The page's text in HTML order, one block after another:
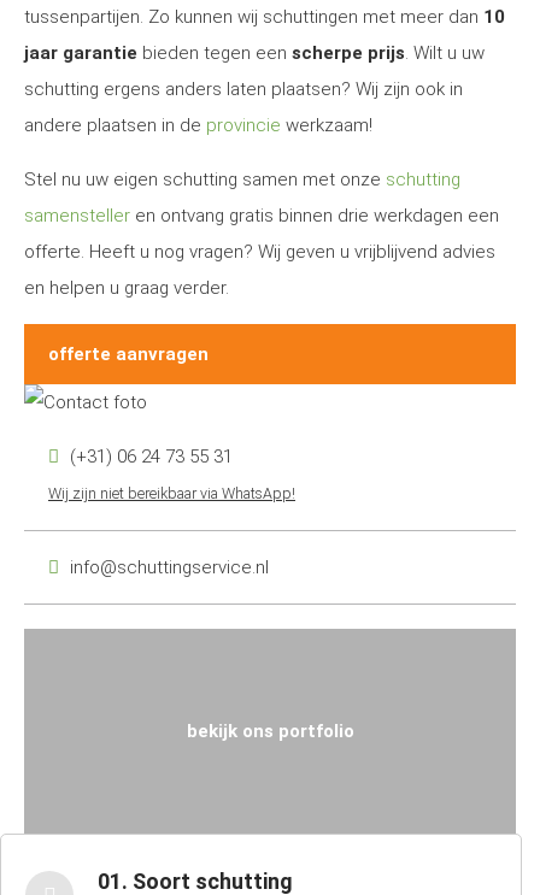
tussenpartijen. Zo kunnen wij schuttingen met meer dan 10
jaar garantie bieden tegen een scherpe prijs. Wilt u uw
schutting ergens anders laten plaatsen? Wij zijn ook in
andere plaatsen in de provincie werkzaam!
Stel nu uw eigen schutting samen met onze schutting
samensteller en ontvang gratis binnen drie werkdagen een
offerte. Heeft u nog vragen? Wij geven u vrijblijvend advies
en helpen u graag verder.
offerte aanvragen
(+31) 06 24 73 55 31
Wij zijn niet bereikbaar via WhatsApp!
info@schuttingservice.nl
bekijk ons portfolio
01. Soort schutting